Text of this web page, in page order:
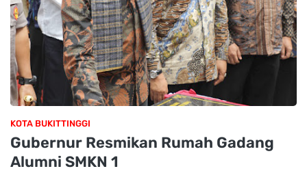
KOTA BUKITTINGGI
Gubernur Resmikan Rumah Gadang
Alumni SMKN 1